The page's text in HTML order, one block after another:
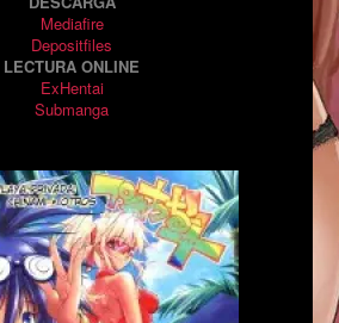
Mediafire
Depositfiles
LECTURA ONLINE
ExHentai
Submanga